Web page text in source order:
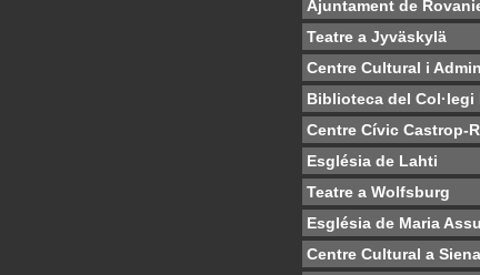
Ajuntament de
Teatre a Jyväskylä
Centre Cultural i
Biblioteca del
Centre Cívic Castrop-
Església de Lahti
Teatre a Wolfsburg
Església de Maria
Centre Cultural a Siena